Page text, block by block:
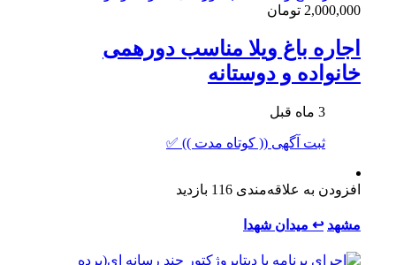
2,000,000 تومان
اجاره باغ ویلا مناسب دورهمی
خانواده و دوستانه
3 ماه قبل
ثبت آگهی (( کوتاه مدت )) ✅
افزودن به علاقه‌مندی 116 بازدید
مشهد ↩ میدان شهدا